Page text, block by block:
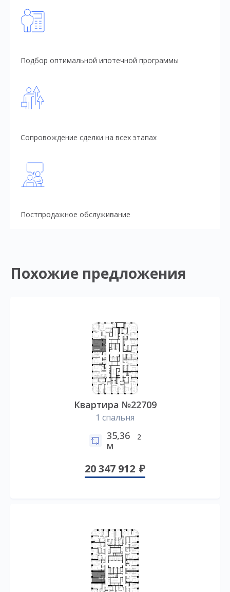
Подбор оптимальной ипотечной программы
Сопровождение сделки на всех этапах
Постпродажное обслуживание
Похожие предложения
Квартира №22709
1 спальня
35,36
м
2
20 347 912